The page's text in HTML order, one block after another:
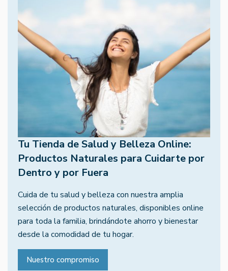
Tu Tienda de Salud y Belleza Online:
Productos Naturales para Cuidarte por
Dentro y por Fuera
Cuida de tu salud y belleza con nuestra amplia
selección de productos naturales, disponibles online
para toda la familia, brindándote ahorro y bienestar
desde la comodidad de tu hogar.
Nuestro compromiso